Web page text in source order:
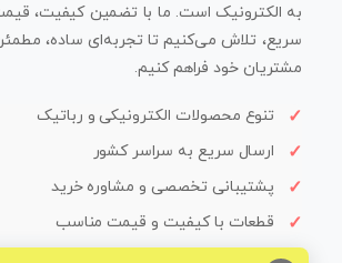
به الکترونیک است. ما با تضمین کیفیت،
سریع، تلاش می‌کنیم تا تجربه‌ای ساده،
مشتریان خود فراهم کنیم.
تنوع محصولات الکترونیکی و رباتیک
ارسال سریع به سراسر کشور
پشتیبانی تخصصی و مشاوره خرید
قطعات با کیفیت و قیمت مناسب